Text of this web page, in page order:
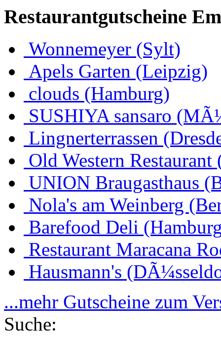
Restaurantgutscheine
Wonnemeyer (Sylt)
Apels Garten (Leipzig)
clouds (Hamburg)
SUSHIYA sansaro
Lingnerterrassen
Old Western Restaurant
UNION Braugasthaus
Nola's am Weinberg
Barefood Deli
Restaurant Maracana
Hausmann's
...mehr Gutscheine zum
Suche: